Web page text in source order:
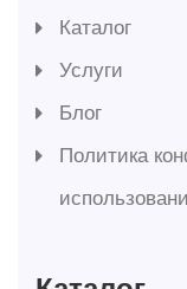
Каталог
Услуги
Блог
Политика